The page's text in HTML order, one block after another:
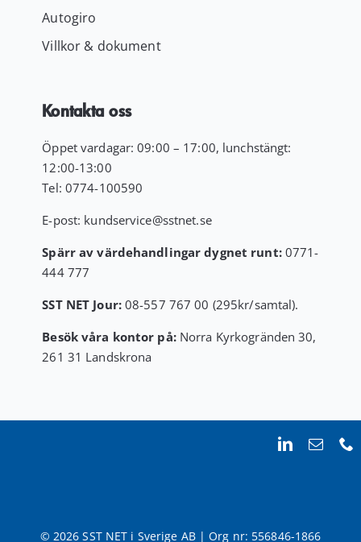
Autogiro
Villkor & dokument
Kontakta oss
Öppet vardagar: 09:00 – 17:00, lunchstängt:
12:00-13:00
Tel: 0774-100590
E-post: kundservice@sstnet.se
Spärr av värdehandlingar dygnet runt:0771-
444 777
SST NET Jour:08-557 767 00 (295kr/samtal).
Besök våra kontor på: Norra Kyrkogränden 30,
261 31 Landskrona
© 2026 SST NET i Sverige AB | Org nr: 556846-1866